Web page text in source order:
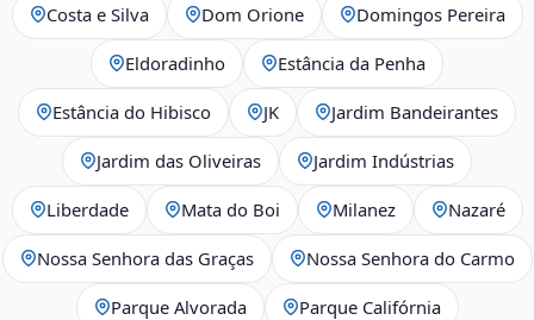
Costa e Silva Dom Orione Domingos Pereira
Eldoradinho Estância da Penha
Estância do Hibisco JK Jardim Bandeirantes
Jardim das Oliveiras Jardim Indústrias
Liberdade Mata do Boi Milanez Nazaré
Nossa Senhora das Graças Nossa Senhora do Carmo
Parque Alvorada Parque Califórnia